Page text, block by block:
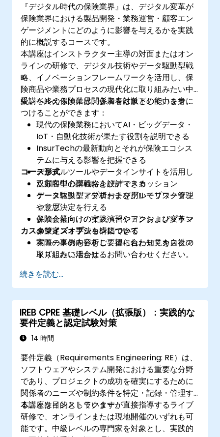
『デジタル時代の保険業界』は、デジタル変革が
保険業界における製品開発・業務運営・顧客エン
ゲージメントにどのように影響を与えるかを実践
的に概説するコースです。
本講座はインストラクター主導の対面またはオン
ラインの研修で、デジタル技術やデータ駆動型戦
略、イノベーションフレームワークを活用し、保
険商品や業務プロセスの現代化に取り組みたい中
級レベルの保険業界関係者を対象としています。
受講を終える頃には、参加者は以下の能力を身に
つけることができます：
現代の保険業務においてAI・ビッグデータ・
IoT・自動化技術が果たす役割を説明できる
InsurTechの最新動向とそれが保険エコシス
テムに与える影響を把握できる
デジタルツールやデータインサイトを活用し
た顧客中心型戦略を設計できる
データ駆動型アプローチを用いてリスク管理
や意思決定を行える
保険会社向けのイノベーションおよび変革マ
ネジメント手法を構築できる
実際の事例を分析し、得られた知見を自社の
取り組みに活かせる
コース形式
双方向型の講義およびディスカッション
ケーススタディ分析およびグループワークシ
ョップ
参加企業向けの実践演習やアクションプラン
の策定
カスタマイズオプションについて
本コースの内容をご要望に合わせてカスタマ
イズしたい場合は、お問い合わせください。
続きを読む...
IREB CPRE 基礎レベル（拡張版）：実践的な
要件定義と認定試験対策
14 時間
要件定義（Requirements Engineering: RE）は、
ソフトウェアやシステム開発における重要な分野
であり、プロジェクトの成功を確実にするために
関係者のニーズや制約条件を特定・記録・管理す
ることを目的としています。
本講座はインストラクターが直接指導するライブ
研修で、オンラインまたは現地開催のいずれも可
能です。中級レベルの専門家を対象とし、実践的